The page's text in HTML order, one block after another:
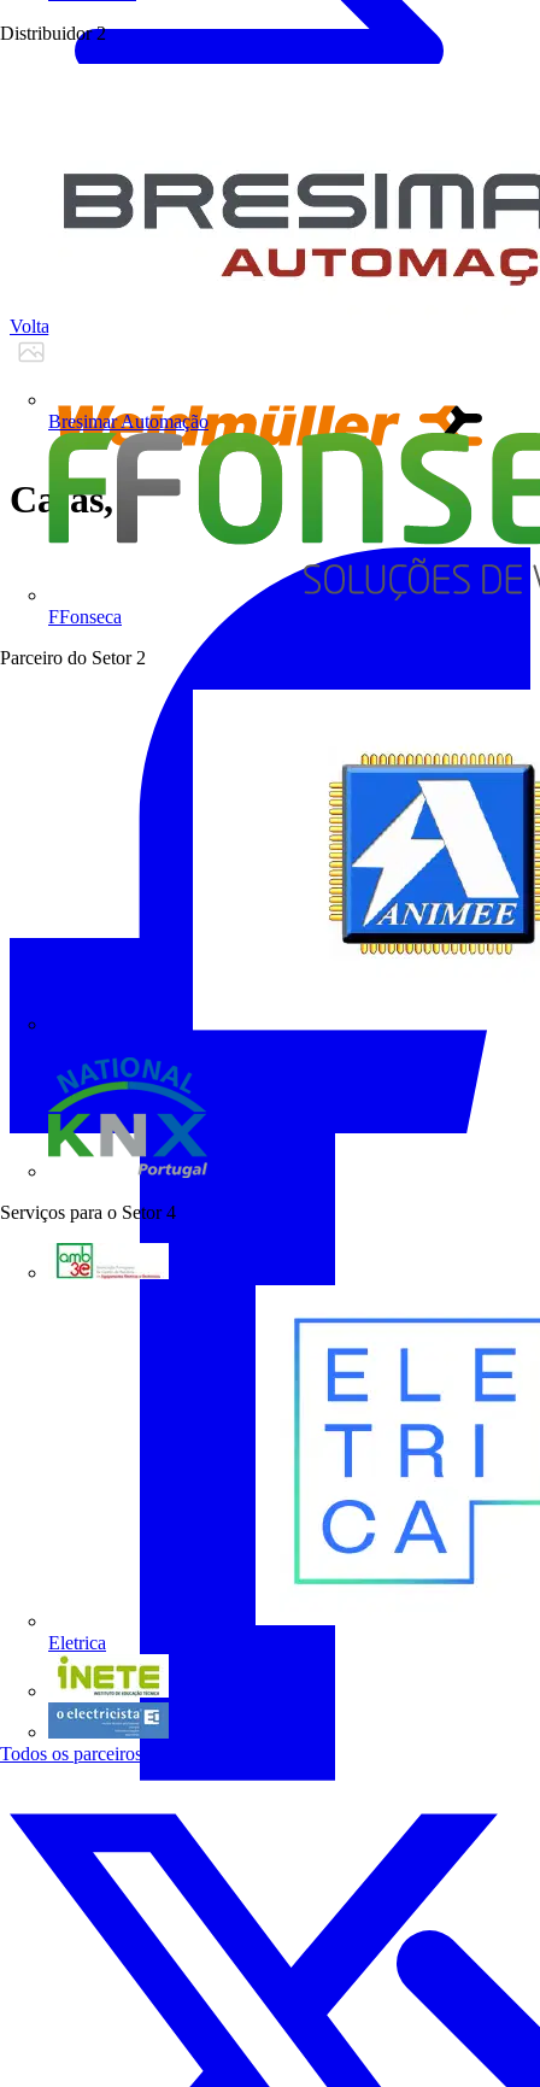
Distribuidor 2
Bresimar Automação
FFonseca
Parceiro do Setor 2
Serviços para o Setor 4
Eletrica
Todos os parceiros
Voltar para Produtos
Cajas,